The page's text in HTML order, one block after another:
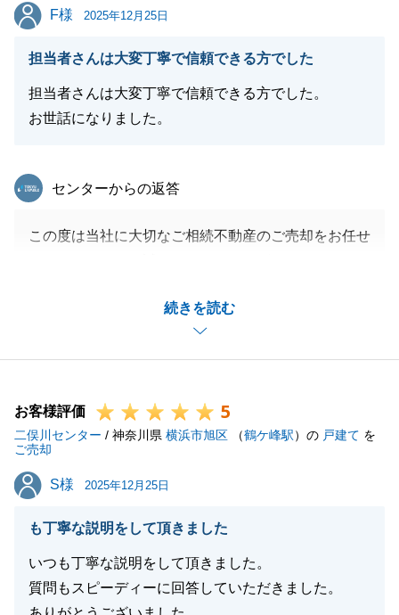
F様
F様 2025年12月25日
担当者さんは大変丁寧で信頼できる方でした
担当者さんは大変丁寧で信頼できる方でした。
お世話になりました。
続きを読む
東急リバブル
センターからの返答
この度は当社に大切なご相続不動産のご売却をお任せ
た事と存じますが、無事にお引渡しを迎えられました
のもF様のおかげでございます、重ねて御礼申し上げ
ます。
事がございましたら、いつでもお気軽に「東急リバブ
ル」を頼って頂けますと大変嬉しく思います。
引き続き、どうぞよろしくお願い申し上げます。
閉じる
お客様評価 5
二俣川センター / 神奈川県 横浜市旭区 （鶴ケ峰駅）の 戸建て を
ご売却
S様
S様 2025年12月25日
も丁寧な説明をして頂きました
いつも丁寧な説明をして頂きました。
質問もスピーディーに回答していただきました。